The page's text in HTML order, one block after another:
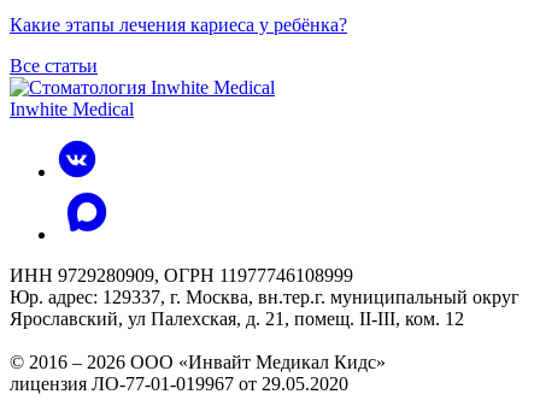
Какие этапы лечения кариеса у ребёнка?
Все статьи
Inwhite Medical
ИНН 9729280909, ОГРН 11977746108999
Юр. адрес: 129337, г. Москва, вн.тер.г. муниципальный округ
Ярославский, ул Палехская, д. 21, помещ. II-III, ком. 12
© 2016 – 2026 ООО «Инвайт Медикал Кидс»
лицензия ЛО-77-01-019967 от 29.05.2020